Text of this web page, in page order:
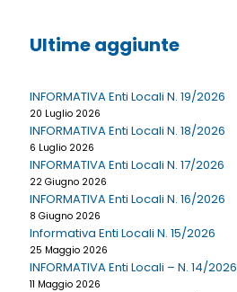
Ultime aggiunte
INFORMATIVA Enti Locali N. 19/2026
20 Luglio 2026
INFORMATIVA Enti Locali N. 18/2026
6 Luglio 2026
INFORMATIVA Enti Locali N. 17/2026
22 Giugno 2026
INFORMATIVA Enti Locali N. 16/2026
8 Giugno 2026
Informativa Enti Locali N. 15/2026
25 Maggio 2026
INFORMATIVA Enti Locali – N. 14/2026
11 Maggio 2026